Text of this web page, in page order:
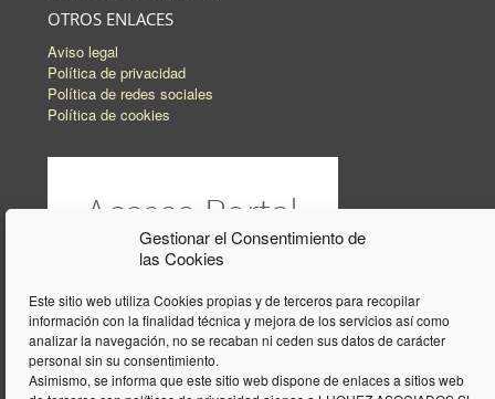
Gestionar el Consentimiento de
las Cookies
Este sitio web utiliza Cookies propias y de terceros para recopilar
información con la finalidad técnica y mejora de los servicios así como
analizar la navegación, no se recaban ni ceden sus datos de carácter
personal sin su consentimiento.
Asimismo, se informa que este sitio web dispone de enlaces a sitios web
OTROS ENLACES
Aviso legal
Política de privacidad
Política de redes sociales
Política de cookies